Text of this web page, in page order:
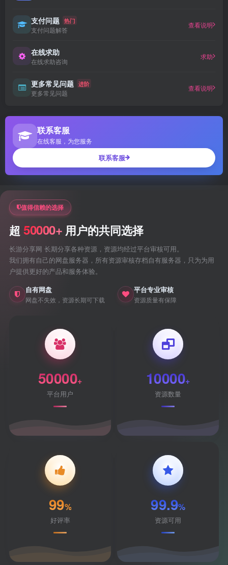
支付问题 热门
支付问题解答
查看说明
在线求助
在线求助咨询
求助
更多常见问题 进阶
更多常见问题
查看说明
联系客服
在线客服，为您服务
联系客服
值得信赖的选择
超 50000+ 用户的共同选择
长游分享网 长期分享各种资源，资源均经过平台审核可用。
我们拥有自己的网盘服务器，所有资源审核存档自有服务器，只为为用
户提供更好的产品和服务体验。
自有网盘
网盘不失效，资源长期可下载
平台专业审核
资源质量有保障
50000+
平台用户
10000+
资源数量
99%
好评率
99.9%
资源可用